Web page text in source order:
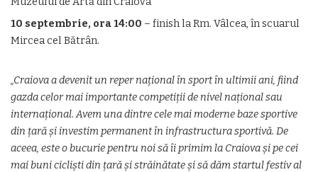
10 septembrie, ora 14:00 – finish la Rm. Vâlcea, în scuarul
Mircea cel Bătrân.
„Craiova a devenit un reper național în sport în ultimii ani, fiind
gazda celor mai importante competiții de nivel național sau
internațional. Avem una dintre cele mai moderne baze sportive
din țară și investim permanent în infrastructura sportivă. De
aceea, este o bucurie pentru noi să îi primim la Craiova și pe cei
mai buni cicliști din țară și străinătate și să dăm startul festiv al